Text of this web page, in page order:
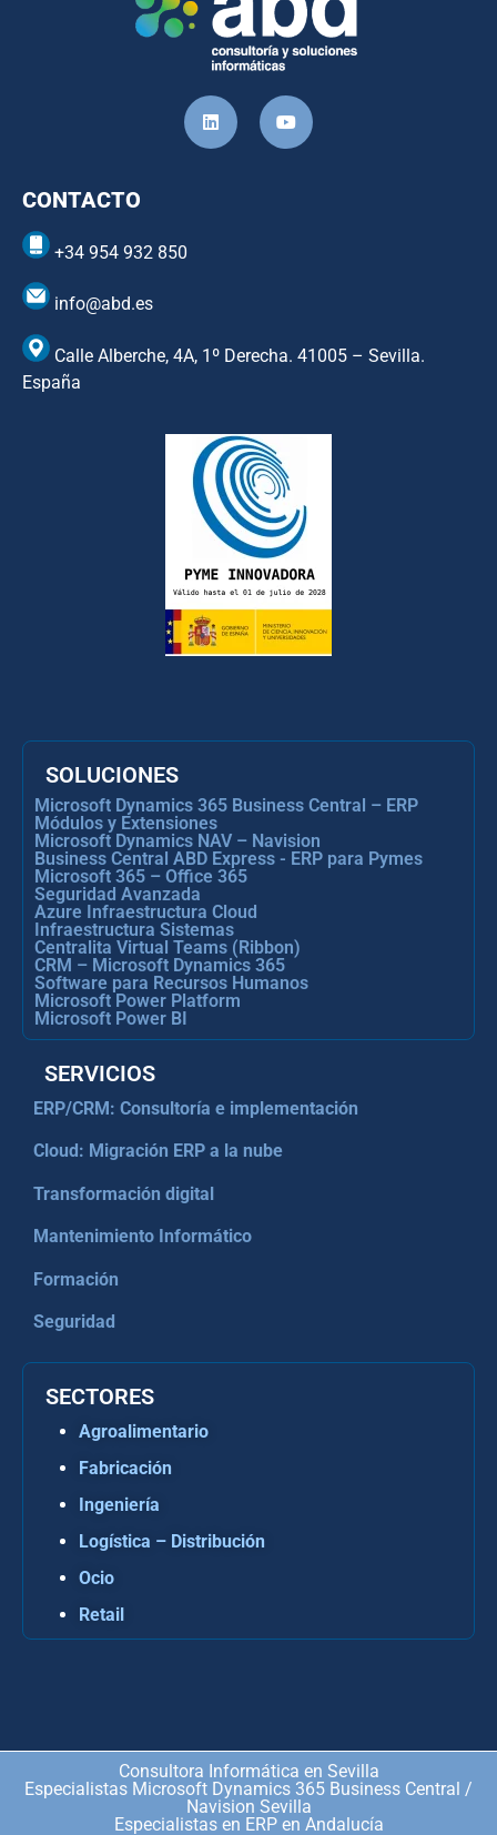
CONTACTO
+34 954 932 850
info@abd.es
Calle Alberche, 4A, 1º Derecha. 41005 – Sevilla.
España
SOLUCIONES
Microsoft Dynamics 365 Business Central – ERP
Módulos y Extensiones
Microsoft Dynamics NAV – Navision
Business Central ABD Express - ERP para Pymes
Microsoft 365 – Office 365
Seguridad Avanzada
Azure Infraestructura Cloud
Infraestructura Sistemas
Centralita Virtual Teams (Ribbon)
CRM – Microsoft Dynamics 365
Software para Recursos Humanos
Microsoft Power Platform
Microsoft Power BI
SERVICIOS
ERP/CRM: Consultoría e implementación
Cloud: Migración ERP a la nube
Transformación digital
Mantenimiento Informático
Formación
Seguridad
SECTORES
Agroalimentario
Fabricación
Ingeniería
Logística – Distribución
Ocio
Retail
Consultora Informática en Sevilla
Especialistas Microsoft Dynamics 365 Business Central /
Navision Sevilla
Especialistas en ERP en Andalucía